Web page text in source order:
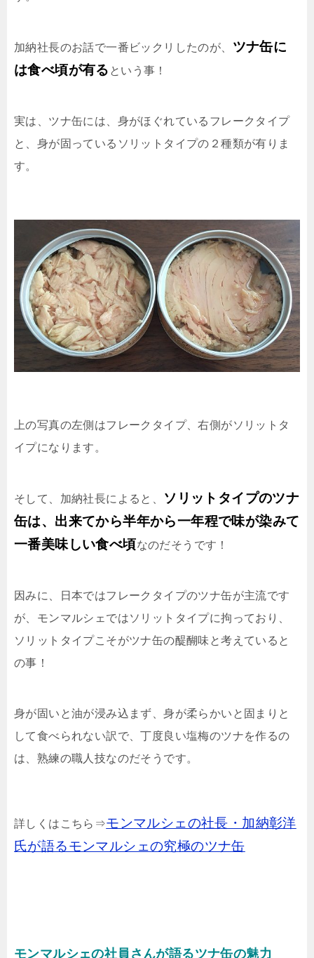
加納社長のお話で一番ビックリしたのが、 ツナ缶に
は食べ頃が有る という事！
実は、ツナ缶には、身がほぐれているフレークタイプ
と、身が固っているソリットタイプの２種類が有りま
す。
上の写真の左側はフレークタイプ、右側がソリットタ
イプになります。
そして、加納社長によると、
ソリットタイプのツナ
缶は、出来てから半年から一年程で味が染みて
一番美味しい食べ頃なのだそうです！
因みに、日本ではフレークタイプのツナ缶が主流です
が、モンマルシェではソリットタイプに拘っており、
ソリットタイプこそがツナ缶の醍醐味と考えていると
の事！
身が固いと油が浸み込まず、身が柔らかいと固まりと
して食べられない訳で、丁度良い塩梅のツナを作るの
は、熟練の職人技なのだそうです。
詳しくはこちら⇒モンマルシェの社長・加納彰洋
氏が語るモンマルシェの究極のツナ缶
モンマルシェの社員さんが語るツナ缶の魅力